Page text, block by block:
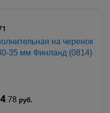
на черенок
35 мм Финланд (0814)
.78 руб.